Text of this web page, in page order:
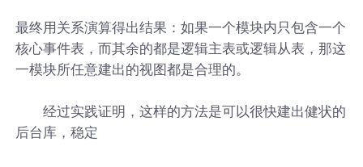
最终用关系演算得出结果：如果一个模块内只包含一个
核心事件表，而其余的都是逻辑主表或逻辑从表，那这
一模块所任意建出的视图都是合理的。
经过实践证明，这样的方法是可以很快建出健状的
后台库，稳定